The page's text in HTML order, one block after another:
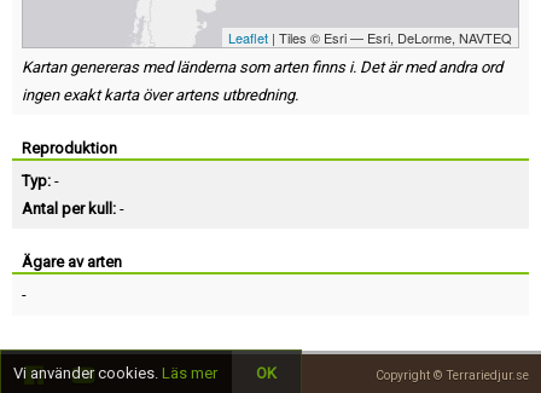
Leaflet | Tiles © Esri — Esri, DeLorme, NAVTEQ
Kartan genereras med länderna som arten finns i. Det är med andra ord
ingen exakt karta över artens utbredning.
Reproduktion
Typ: -
Antal per kull: -
Ägare av arten
-
Copyright © Terrariedjur.se
Vi använder cookies. Läs mer OK